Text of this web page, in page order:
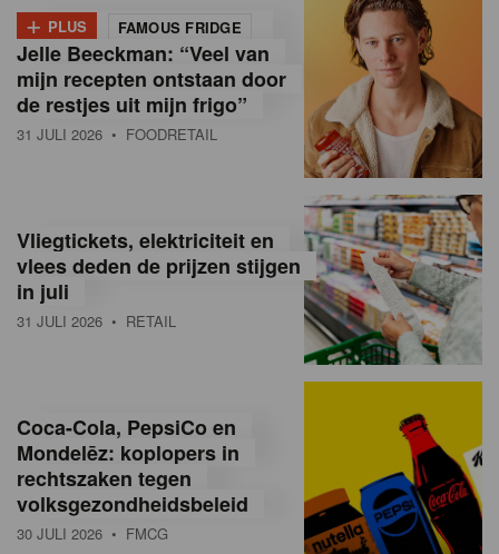
n
B
e
g
ë
e
a
+ PLUS FAMOUS FRIDGE
Jelle Beeckman: “Veel van
mijn recepten ontstaan door
de restjes uit mijn frigo”
31 JULI 2026 • FOODRETAIL
Vliegtickets, elektriciteit en
vlees deden de prijzen stijgen
in juli
31 JULI 2026 • RETAIL
Coca-Cola, PepsiCo en
Mondelēz: koplopers in
rechtszaken tegen
volksgezondheidsbeleid
30 JULI 2026 • FMCG